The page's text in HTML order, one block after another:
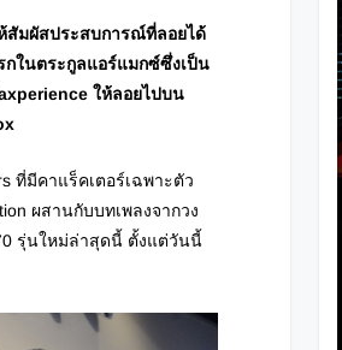
ผัสประสบการณ์ที่ลอยได้
กในตระกูลแอร์แมกซ์ซึ่งเป็น
ให้ลอยไปบน
มีคาแร็คเตอร์เฉพาะตัว
ผสานกับบทเพลงจากวง
รุ่นใหม่ล่าสุดนี้ ตั้งแต่วันนี้